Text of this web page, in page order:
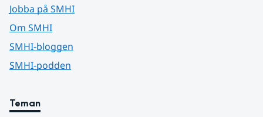
Jobba på SMHI
Om SMHI
SMHI-bloggen
SMHI-podden
Teman